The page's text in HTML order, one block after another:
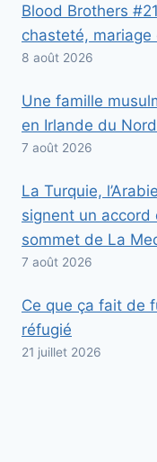
Blood Brothers
chasteté, mariage
8 août 2026
Une famille
en Irlande du
7 août 2026
La Turquie,
signent un
sommet de La
7 août 2026
Ce que ça fait de
réfugié
21 juillet 2026